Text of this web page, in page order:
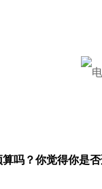
吗？你觉得你是